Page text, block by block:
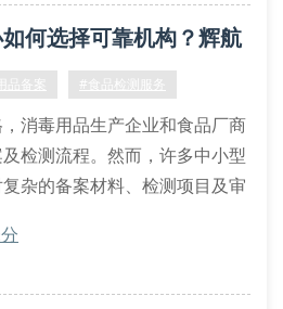
15981标准
何选择可靠机构？辉航
析
品备案 #食品检测服务
消毒用品生产企业和食品厂商
检测流程。然而，许多中小型
杂的备案材料、检测项目及审
企业规避风险？本文将为您逐